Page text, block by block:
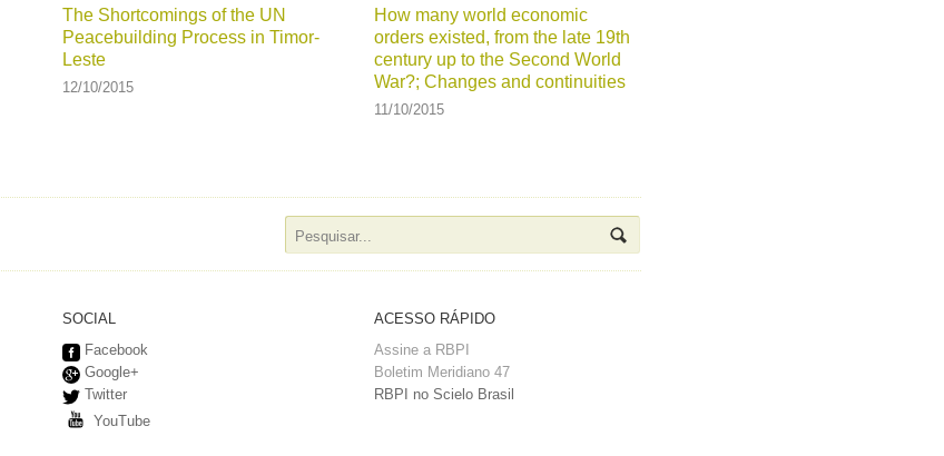
The Shortcomings of the UN
Peacebuilding Process in Timor-
Leste
12/10/2015
How many world economic
orders existed, from the late 19th
century up to the Second World
War?; Changes and continuities
11/10/2015
SOCIAL
Facebook
Google+
Twitter
YouTube
ACESSO RÁPIDO
Assine a RBPI
Boletim Meridiano 47
RBPI no Scielo Brasil